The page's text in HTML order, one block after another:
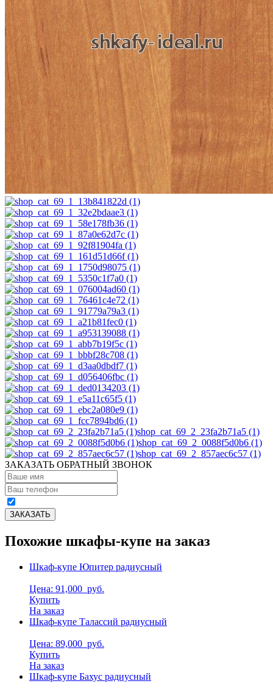
shop_cat_69_2_23fa2b71a5 (1)
shop_cat_69_2_0088f5d0b6 (1)
shop_cat_69_2_857aec6c57 (1)
ЗАКАЗАТЬ ОБРАТНЫЙ ЗВОНОК
Похожие шкафы-купе на заказ
Шкаф-купе Юпитер радиусный
Цена: 91,000 руб.
Купить
На заказ
Шкаф-купе Талассий радиусный
Цена: 89,000 руб.
Купить
На заказ
Шкаф-купе Бахус радиусный